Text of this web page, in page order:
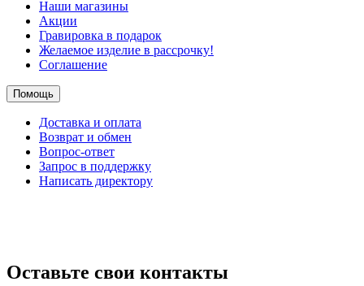
Наши магазины
Акции
Гравировка в подарок
Желаемое изделие в рассрочку!
Соглашение
Помощь
Доставка и оплата
Возврат и обмен
Вопрос-ответ
Запрос в поддержку
Написать директору
Оставьте свои контакты